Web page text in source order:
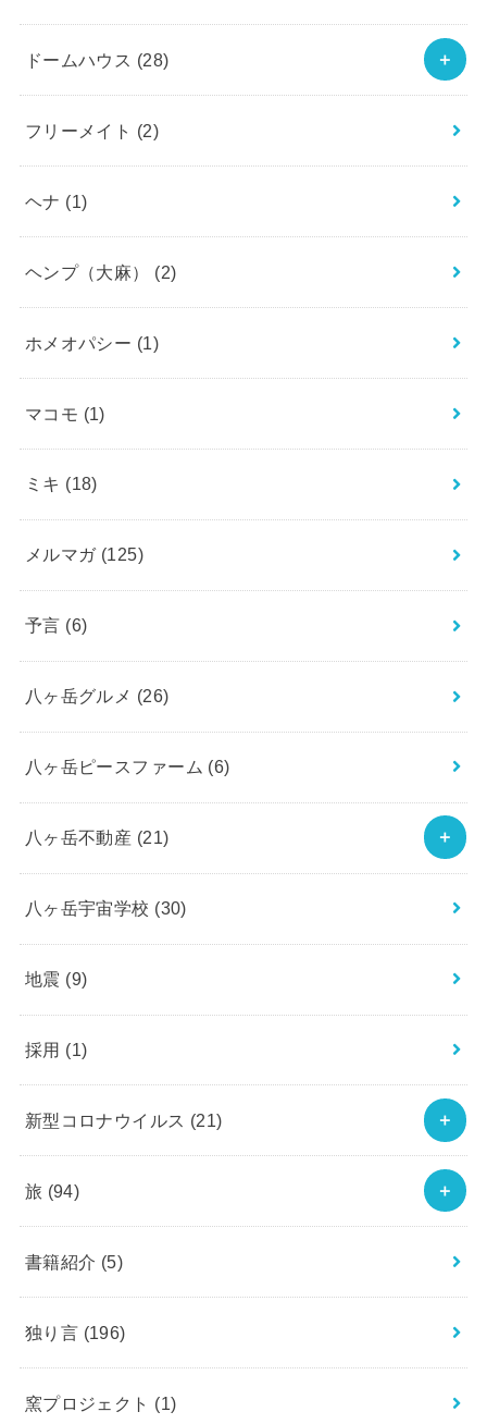
ドームハウス (28)
フリーメイト (2)
ヘナ (1)
ヘンプ（大麻） (2)
ホメオパシー (1)
マコモ (1)
ミキ (18)
メルマガ (125)
予言 (6)
八ヶ岳グルメ (26)
八ヶ岳ピースファーム (6)
八ヶ岳不動産 (21)
八ヶ岳宇宙学校 (30)
地震 (9)
採用 (1)
新型コロナウイルス (21)
旅 (94)
書籍紹介 (5)
独り言 (196)
窯プロジェクト (1)